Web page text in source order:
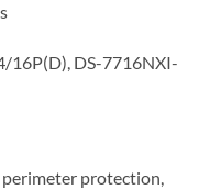
16P(D), DS-7716NXI-
protection,